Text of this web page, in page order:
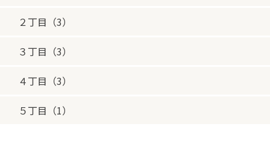
２丁目（3）
３丁目（3）
４丁目（3）
５丁目（1）